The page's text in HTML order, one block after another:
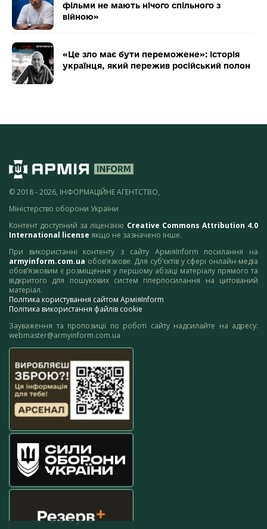
фільми не мають нічого спільного з
війною»
«Це зло має бути переможене»: історія
українця, який пережив російський полон
© 2018 - 2026, ІНФОРМАЦІЙНЕ АГЕНТСТВО,
Міністерство оборони України
Контент доступний за ліцензією Creative Commons Attribution 4.0
International license якщо не зазначено інше.
При використанні контенту з сайту АрміяInform посилання на
armyinform.com.ua обов’язкове. Для суб’єктів у сфері онлайн-медіа
обов’язковим є розміщення у першому абзаці матеріалу прямого та
відкритого для пошукових систем гіперпосилання на цитований
матеріал.
Політика користування сайтом АрміяInform
Політика використання файлів cookie
Зауваження та пропозиції по роботі сайту надсилайте на адресу:
webmaster@armyinform.com.ua